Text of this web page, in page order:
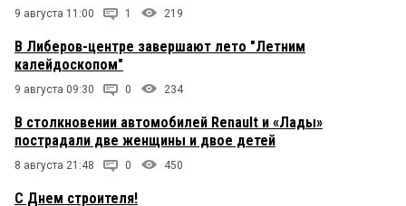
9 августа 11:00 1 219
В Либеров-центре завершают лето "Летним
калейдоскопом"
9 августа 09:30 0 234
В столкновении автомобилей Renault и «Лады»
пострадали две женщины и двое детей
8 августа 21:48 0 450
С Днем строителя!